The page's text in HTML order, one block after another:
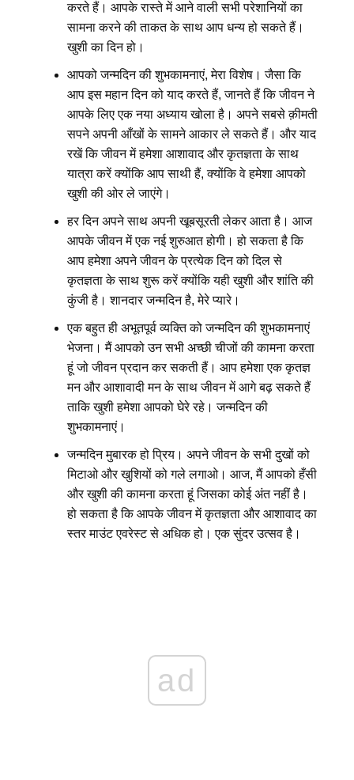
करते हैं। आपके रास्ते में आने वाली सभी परेशानियों का
सामना करने की ताकत के साथ आप धन्य हो सकते हैं।
खुशी का दिन हो।
आपको जन्मदिन की शुभकामनाएं, मेरा विशेष। जैसा कि
आप इस महान दिन को याद करते हैं, जानते हैं कि जीवन ने
आपके लिए एक नया अध्याय खोला है। अपने सबसे क़ीमती
सपने अपनी आँखों के सामने आकार ले सकते हैं। और याद
रखें कि जीवन में हमेशा आशावाद और कृतज्ञता के साथ
यात्रा करें क्योंकि आप साथी हैं, क्योंकि वे हमेशा आपको
खुशी की ओर ले जाएंगे।
हर दिन अपने साथ अपनी खूबसूरती लेकर आता है। आज
आपके जीवन में एक नई शुरुआत होगी। हो सकता है कि
आप हमेशा अपने जीवन के प्रत्येक दिन को दिल से
कृतज्ञता के साथ शुरू करें क्योंकि यही खुशी और शांति की
कुंजी है। शानदार जन्मदिन है, मेरे प्यारे।
एक बहुत ही अभूतपूर्व व्यक्ति को जन्मदिन की शुभकामनाएं
भेजना। मैं आपको उन सभी अच्छी चीजों की कामना करता
हूं जो जीवन प्रदान कर सकती हैं। आप हमेशा एक कृतज्ञ
मन और आशावादी मन के साथ जीवन में आगे बढ़ सकते हैं
ताकि खुशी हमेशा आपको घेरे रहे। जन्मदिन की
शुभकामनाएं।
जन्मदिन मुबारक हो प्रिय। अपने जीवन के सभी दुखों को
मिटाओ और खुशियों को गले लगाओ। आज, मैं आपको हँसी
और खुशी की कामना करता हूं जिसका कोई अंत नहीं है।
हो सकता है कि आपके जीवन में कृतज्ञता और आशावाद का
स्तर माउंट एवरेस्ट से अधिक हो। एक सुंदर उत्सव है।
ad